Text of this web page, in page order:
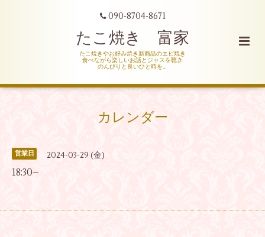
090-8704-8671
たこ焼き 富家
たこ焼きやお好み焼き新商品のエビ焼き
食べながら楽しいお話とジャスを聴き
のんびりと良いひと時を…
カレンダー
営業日 2024-03-29 (金)
18:30~